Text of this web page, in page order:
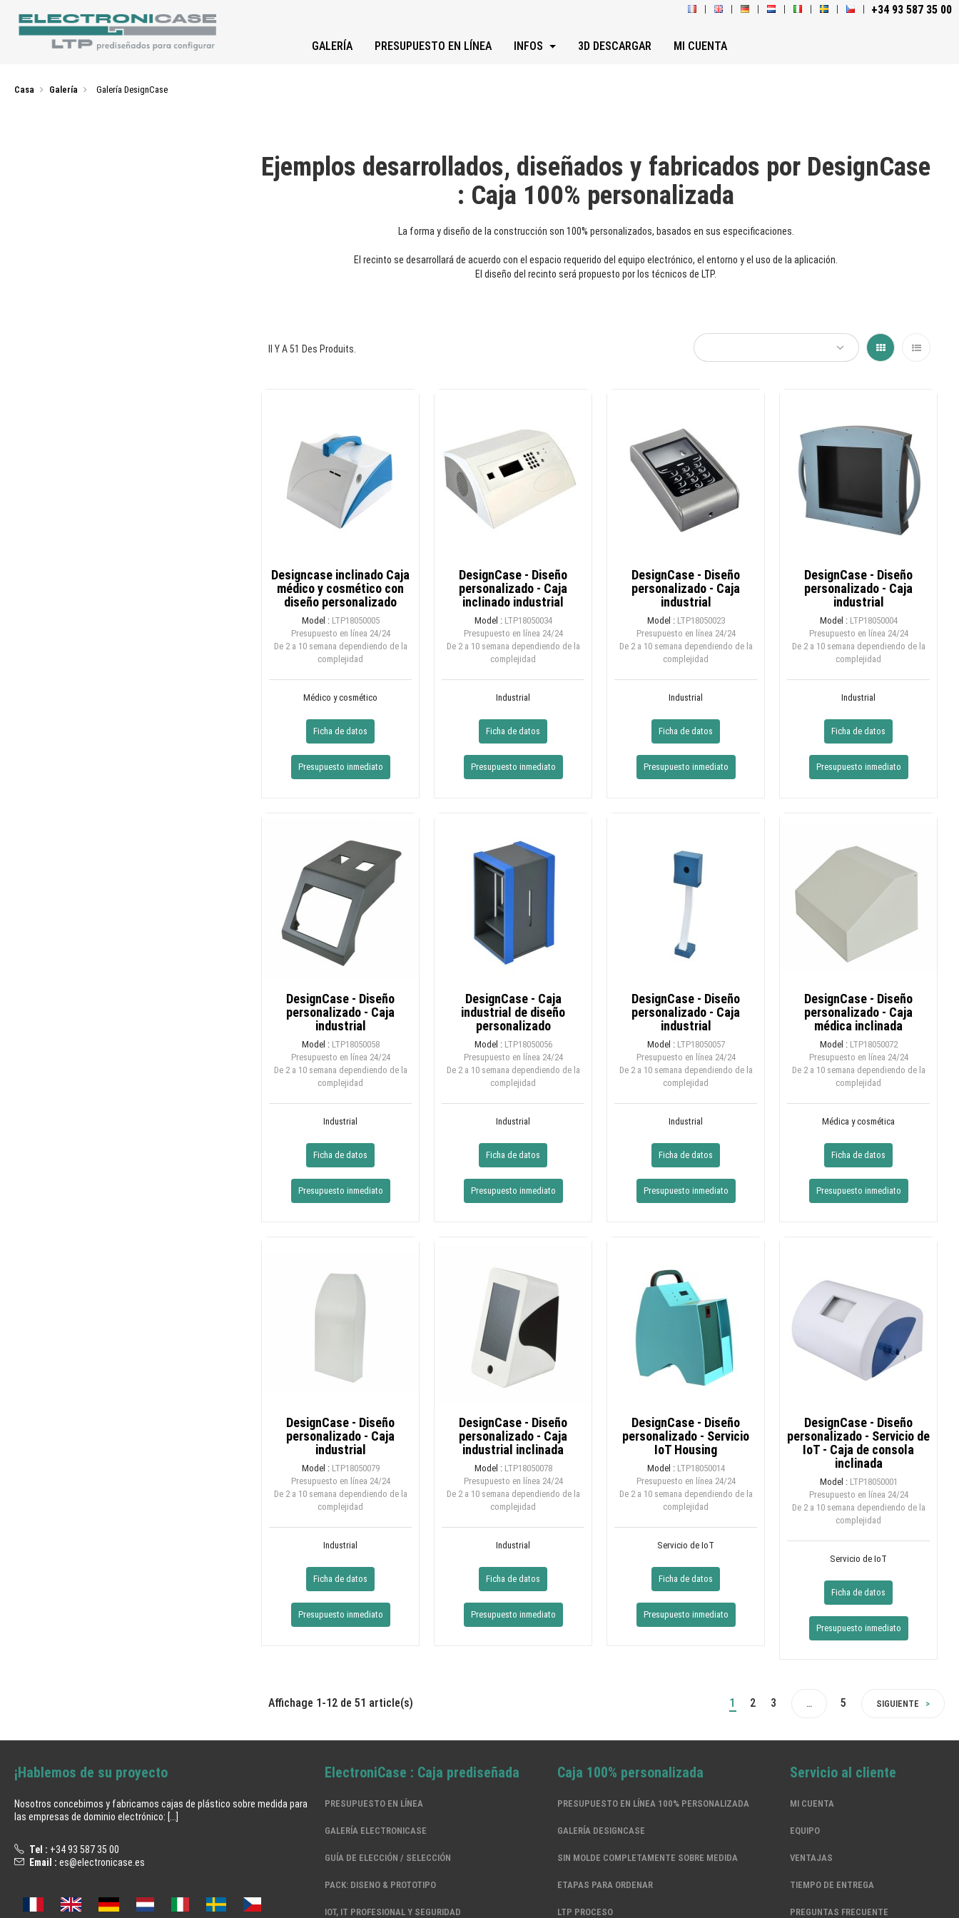
+34 93 587 35 00
GALERÍA PRESUPUESTO EN LÍNEA INFOS 3D DESCARGAR MI CUENTA
Casa Galería Galería DesignCase
Ejemplos desarrollados, diseñados y fabricados por DesignCase
: Caja 100% personalizada
La forma y diseño de la construcción son 100% personalizados, basados en sus especificaciones.
El recinto se desarrollará de acuerdo con el espacio requerido del equipo electrónico, el entorno y el uso de la aplicación.
El diseño del recinto será propuesto por los técnicos de LTP.
Il Y A 51 Des Produits.
Designcase inclinado Caja
médico y cosmético con
diseño personalizado
Model : LTP18050005
Presupuesto en línea 24/24
De 2 a 10 semana dependiendo de la
complejidad
Médico y cosmético
Ficha de datos
Presupuesto inmediato
DesignCase - Diseño
personalizado - Caja
inclinado industrial
Model : LTP18050034
Presupuesto en línea 24/24
De 2 a 10 semana dependiendo de la
complejidad
Industrial
Ficha de datos
Presupuesto inmediato
DesignCase - Diseño
personalizado - Caja
industrial
Model : LTP18050023
Presupuesto en línea 24/24
De 2 a 10 semana dependiendo de la
complejidad
Industrial
Ficha de datos
Presupuesto inmediato
DesignCase - Diseño
personalizado - Caja
industrial
Model : LTP18050004
Presupuesto en línea 24/24
De 2 a 10 semana dependiendo de la
complejidad
Industrial
Ficha de datos
Presupuesto inmediato
DesignCase - Diseño
personalizado - Caja
industrial
Model : LTP18050058
Presupuesto en línea 24/24
De 2 a 10 semana dependiendo de la
complejidad
Industrial
Ficha de datos
Presupuesto inmediato
DesignCase - Caja
industrial de diseño
personalizado
Model : LTP18050056
Presupuesto en línea 24/24
De 2 a 10 semana dependiendo de la
complejidad
Industrial
Ficha de datos
Presupuesto inmediato
DesignCase - Diseño
personalizado - Caja
industrial
Model : LTP18050057
Presupuesto en línea 24/24
De 2 a 10 semana dependiendo de la
complejidad
Industrial
Ficha de datos
Presupuesto inmediato
DesignCase - Diseño
personalizado - Caja
médica inclinada
Model : LTP18050072
Presupuesto en línea 24/24
De 2 a 10 semana dependiendo de la
complejidad
Médica y cosmética
Ficha de datos
Presupuesto inmediato
DesignCase - Diseño
personalizado - Caja
industrial
Model : LTP18050079
Presupuesto en línea 24/24
De 2 a 10 semana dependiendo de la
complejidad
Industrial
Ficha de datos
Presupuesto inmediato
DesignCase - Diseño
personalizado - Caja
industrial inclinada
Model : LTP18050078
Presupuesto en línea 24/24
De 2 a 10 semana dependiendo de la
complejidad
Industrial
Ficha de datos
Presupuesto inmediato
DesignCase - Diseño
personalizado - Servicio
IoT Housing
Model : LTP18050014
Presupuesto en línea 24/24
De 2 a 10 semana dependiendo de la
complejidad
Servicio de IoT
Ficha de datos
Presupuesto inmediato
DesignCase - Diseño
personalizado - Servicio de
IoT - Caja de consola
inclinada
Model : LTP18050001
Presupuesto en línea 24/24
De 2 a 10 semana dependiendo de la
complejidad
Servicio de IoT
Ficha de datos
Presupuesto inmediato
Affichage 1-12 de 51 article(s) 1 2 3 … 5 SIGUIENTE
¡Hablemos de su proyecto
Nosotros concebimos y fabricamos cajas de plástico sobre medida para
las empresas de dominio electrónico: [...]
Tel : +34 93 587 35 00
Email : es@electronicase.es
ElectroniCase : Caja prediseñada
PRESUPUESTO EN LÍNEA
GALERÍA ELECTRONICASE
GUÍA DE ELECCIÓN / SELECCIÓN
PACK: DISENO & PROTOTIPO
IOT, IT PROFESIONAL Y SEGURIDAD
Caja 100% personalizada
PRESUPUESTO EN LÍNEA 100% PERSONALIZADA
GALERÍA DESIGNCASE
SIN MOLDE COMPLETAMENTE SOBRE MEDIDA
ETAPAS PARA ORDENAR
LTP PROCESO
Servicio al cliente
MI CUENTA
EQUIPO
VENTAJAS
TIEMPO DE ENTREGA
PREGUNTAS FRECUENTE